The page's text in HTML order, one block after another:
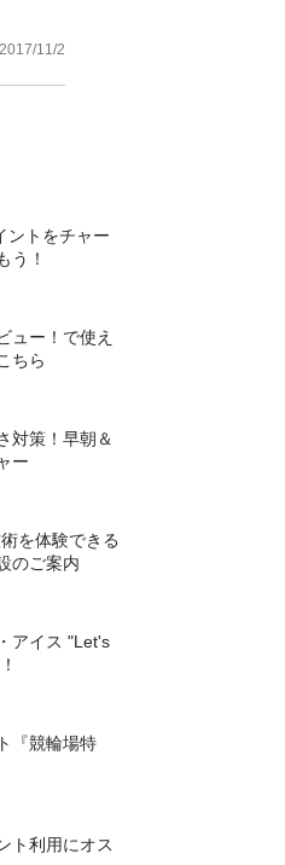
2017/11/2
ントをチャー
う！
ュー！で使え
ちら
対策！早朝＆
ー
を体験できる
のご案内
アイス "Let's
『競輪場特
ト利用にオス